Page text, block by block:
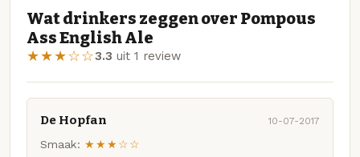
Wat drinkers zeggen over Pompous
Ass English Ale
★★★☆☆3.3 uit 1 review
De Hopfan 10-07-2017
Smaak: ★★★☆☆